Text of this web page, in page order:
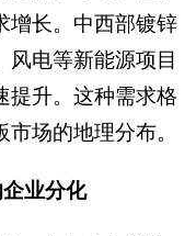
增长。中西部镀锌
电等新能源项目
提升。这种需求格
场的地理分布。
业分化